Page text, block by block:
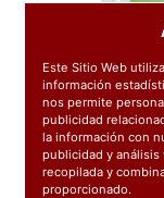
Este Sitio Web
información
nos permite
publicidad
la información con
publicidad y
recopilada y
proporcionado.